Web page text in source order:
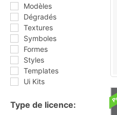
Modèles
Dégradés
Textures
Symboles
Formes
Styles
Templates
Ui Kits
Type de licence: